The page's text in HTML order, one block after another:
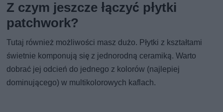
Z czym jeszcze łączyć płytki
patchwork?
Tutaj również możliwości masz dużo. Płytki z kształtami
świetnie komponują się z jednorodną ceramiką. Warto
dobrać jej odcień do jednego z kolorów (najlepiej
dominującego) w multikolorowych kaflach.